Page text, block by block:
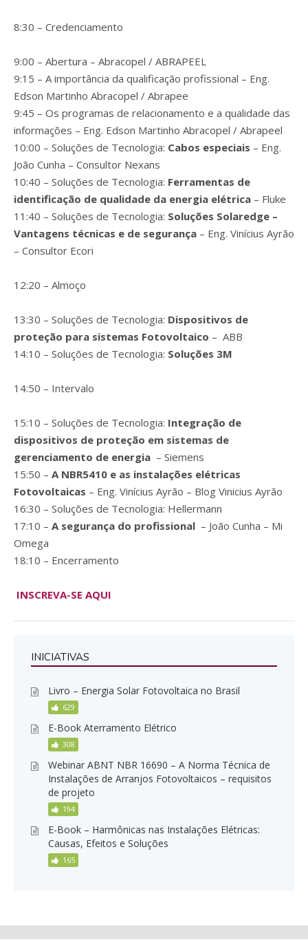
8:30 – Credenciamento
9:00 – Abertura – Abracopel / ABRAPEEL
9:15 – A importância da qualificação profissional – Eng.
Edson Martinho Abracopel / Abrapee
9:45 – Os programas de relacionamento e a qualidade das
informações – Eng. Edson Martinho Abracopel / Abrapeel
10:00 – Soluções de Tecnologia: Cabos especiais – Eng.
João Cunha – Consultor Nexans
10:40 – Soluções de Tecnologia: Ferramentas de
identificação de qualidade da energia elétrica – Fluke
11:40 – Soluções de Tecnologia: Soluções Solaredge –
Vantagens técnicas e de segurança – Eng. Vinícius Ayrão
– Consultor Ecori
12:20 – Almoço
13:30 – Soluções de Tecnologia: Dispositivos de
proteção para sistemas Fotovoltaico – ABB
14:10 – Soluções de Tecnologia: Soluções 3M
14:50 – Intervalo
15:10 – Soluções de Tecnologia: Integração de
dispositivos de proteção em sistemas de
gerenciamento de energia – Siemens
15:50 – A NBR5410 e as instalações elétricas
Fotovoltaicas – Eng. Vinícius Ayrão – Blog Vinicius Ayrão
16:30 – Soluções de Tecnologia: Hellermann
17:10 – A segurança do profissional – João Cunha – Mi
Omega
18:10 – Encerramento
INSCREVA-SE AQUI
INICIATIVAS
Livro – Energia Solar Fotovoltaica no Brasil
629
E-Book Aterramento Elétrico
308
Webinar ABNT NBR 16690 – A Norma Técnica de
Instalações de Arranjos Fotovoltaicos – requisitos
de projeto
194
E-Book – Harmônicas nas Instalações Elétricas:
Causas, Efeitos e Soluções
165